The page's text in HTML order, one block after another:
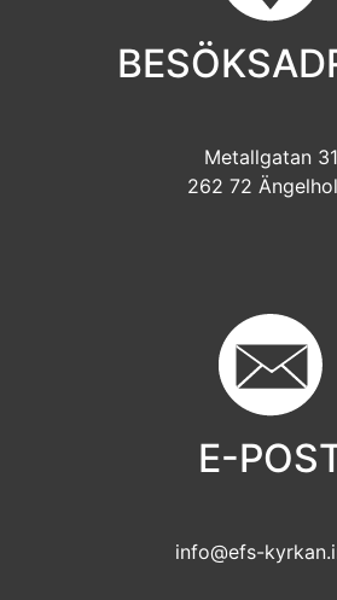
Metallgatan 31
262 72
E-
info@efs-